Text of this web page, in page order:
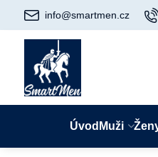
info@smartmen.cz
Úvod Muži